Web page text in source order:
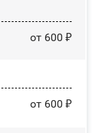
от 600 ₽
от 600 ₽